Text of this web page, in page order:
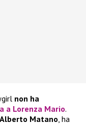
non ha
a Lorenza Mario.
Alberto Matano, ha